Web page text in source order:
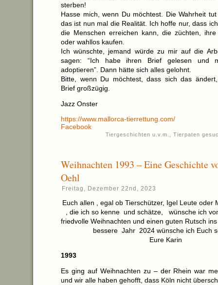
sterben!
Hasse mich, wenn Du möchtest. Die Wahrheit
das ist nun mal die Realität. Ich hoffe nur, dass
die Menschen erreichen kann, die züchten,
oder wahllos kaufen.
Ich wünschte, jemand würde zu mir auf die
sagen: “Ich habe ihren Brief gelesen und
adoptieren”. Dann hätte sich alles gelohnt.
Bitte, wenn Du möchtest, dass sich das
Brief großzügig.
Jazz Onster
https://www.mallorca-tierrettung.com/
Facebook
Tiergeschichten u.v.m. ,Tierpaten
Weihnachten 1993 – Eine Geschichte
Oehl
Freitag, Dezember 22nd, 2023
Euch allen , egal ob Tierschützer, Igel Leute oder
, die ich so kenne und schätze, wünsche ich
friedvolle Weihnachten und einen guten Rutsch
bessere Jahr 2024 wünsche ich Euch
Eure Karin
1993
Es ging auf Weihnachten zu – der Rhein war
und wir alle haben gehofft, dass Köln nicht